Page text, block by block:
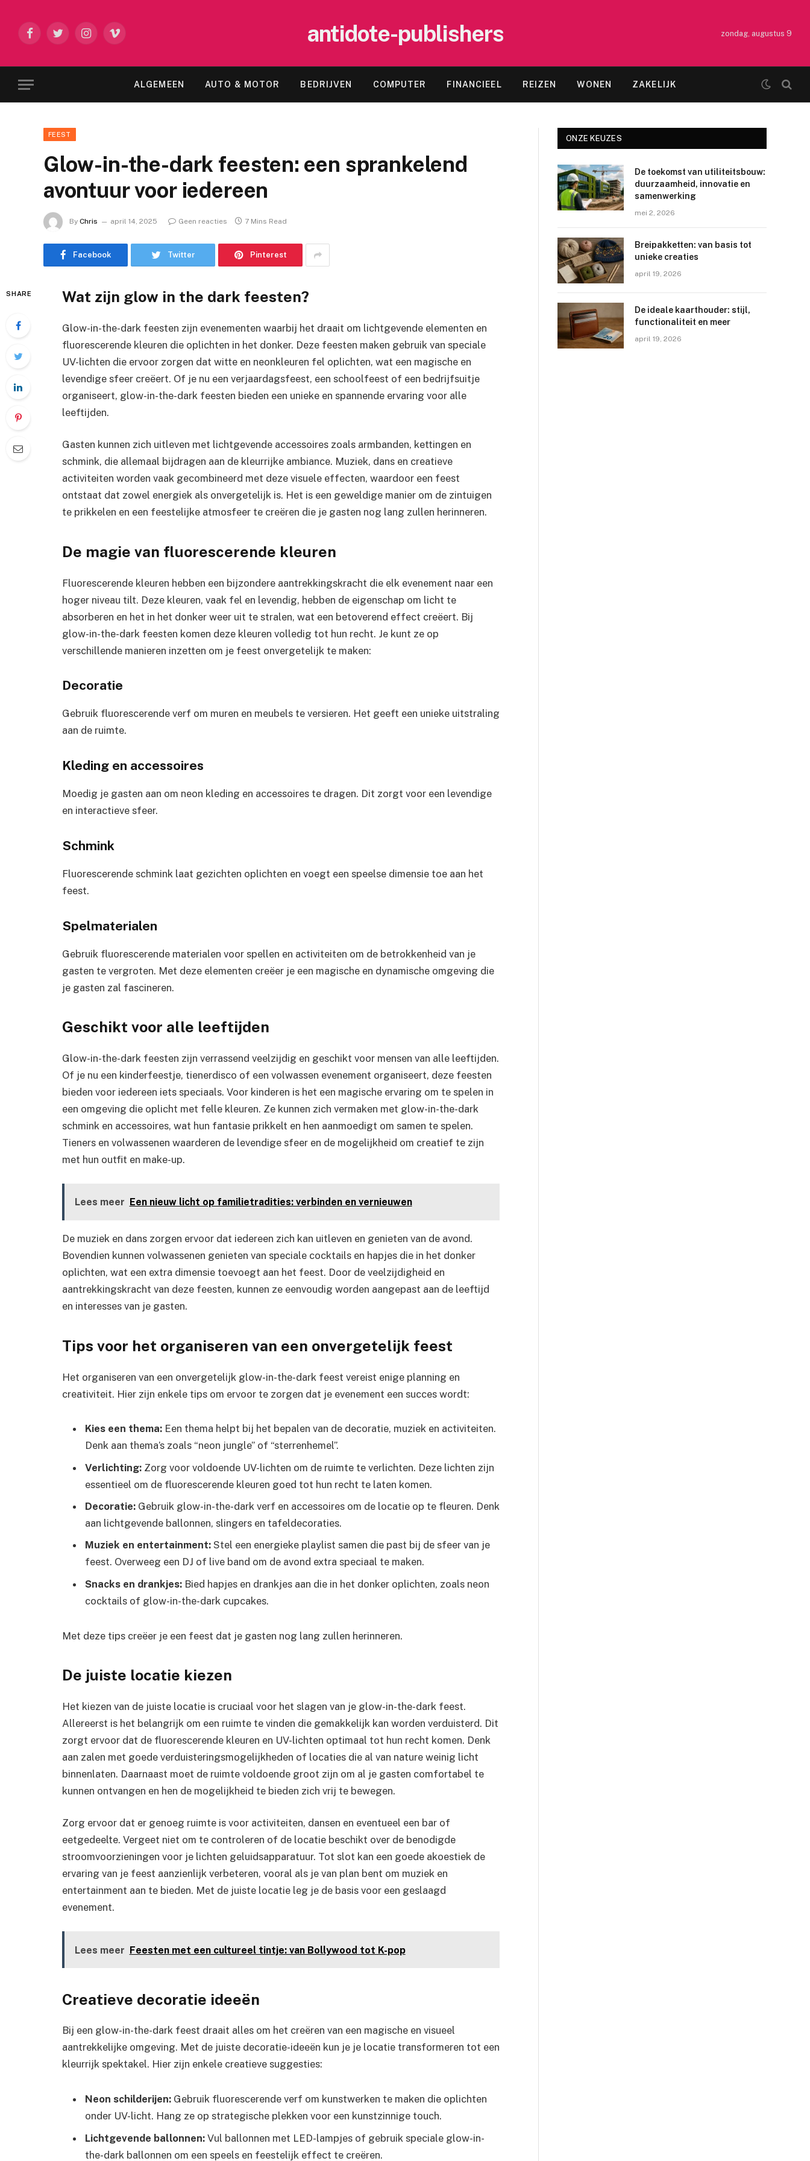
FacebookTwitterInstagram
Vimeo antidote-publishers zondag, augustus 9
ALGEMEEN AUTO & MOTOR BEDRIJVEN COMPUTER FINANCIEEL REIZEN WONEN ZAKELIJK
FEEST
Glow-in-the-dark feesten: een sprankelend
avontuur voor iedereen
By Chris april 14, 2025 Geen reacties 7 Mins Read
Facebook Twitter Pinterest
SHARE Wat zijn glow in the dark feesten?
Glow-in-the-dark feesten zijn evenementen waarbij het draait om lichtgevende elementen en
fluorescerende kleuren die oplichten in het donker. Deze feesten maken gebruik van speciale
UV-lichten die ervoor zorgen dat witte en neonkleuren fel oplichten, wat een magische en
levendige sfeer creëert. Of je nu een verjaardagsfeest, een schoolfeest of een bedrijfsuitje
organiseert, glow-in-the-dark feesten bieden een unieke en spannende ervaring voor alle
leeftijden.
Gasten kunnen zich uitleven met lichtgevende accessoires zoals armbanden, kettingen en
schmink, die allemaal bijdragen aan de kleurrijke ambiance. Muziek, dans en creatieve
activiteiten worden vaak gecombineerd met deze visuele effecten, waardoor een feest
ontstaat dat zowel energiek als onvergetelijk is. Het is een geweldige manier om de zintuigen
te prikkelen en een feestelijke atmosfeer te creëren die je gasten nog lang zullen herinneren.
De magie van fluorescerende kleuren
Fluorescerende kleuren hebben een bijzondere aantrekkingskracht die elk evenement naar een
hoger niveau tilt. Deze kleuren, vaak fel en levendig, hebben de eigenschap om licht te
absorberen en het in het donker weer uit te stralen, wat een betoverend effect creëert. Bij
glow-in-the-dark feesten komen deze kleuren volledig tot hun recht. Je kunt ze op
verschillende manieren inzetten om je feest onvergetelijk te maken:
Decoratie
Gebruik fluorescerende verf om muren en meubels te versieren. Het geeft een unieke uitstraling
aan de ruimte.
Kleding en accessoires
Moedig je gasten aan om neon kleding en accessoires te dragen. Dit zorgt voor een levendige
en interactieve sfeer.
Schmink
Fluorescerende schmink laat gezichten oplichten en voegt een speelse dimensie toe aan het
feest.
Spelmaterialen
Gebruik fluorescerende materialen voor spellen en activiteiten om de betrokkenheid van je
gasten te vergroten. Met deze elementen creëer je een magische en dynamische omgeving die
je gasten zal fascineren.
Geschikt voor alle leeftijden
Glow-in-the-dark feesten zijn verrassend veelzijdig en geschikt voor mensen van alle leeftijden.
Of je nu een kinderfeestje, tienerdisco of een volwassen evenement organiseert, deze feesten
bieden voor iedereen iets speciaals. Voor kinderen is het een magische ervaring om te spelen in
een omgeving die oplicht met felle kleuren. Ze kunnen zich vermaken met glow-in-the-dark
schmink en accessoires, wat hun fantasie prikkelt en hen aanmoedigt om samen te spelen.
Tieners en volwassenen waarderen de levendige sfeer en de mogelijkheid om creatief te zijn
met hun outfit en make-up.
Lees meer Een nieuw licht op familietradities: verbinden en vernieuwen
De muziek en dans zorgen ervoor dat iedereen zich kan uitleven en genieten van de avond.
Bovendien kunnen volwassenen genieten van speciale cocktails en hapjes die in het donker
oplichten, wat een extra dimensie toevoegt aan het feest. Door de veelzijdigheid en
aantrekkingskracht van deze feesten, kunnen ze eenvoudig worden aangepast aan de leeftijd
en interesses van je gasten.
Tips voor het organiseren van een onvergetelijk feest
Het organiseren van een onvergetelijk glow-in-the-dark feest vereist enige planning en
creativiteit. Hier zijn enkele tips om ervoor te zorgen dat je evenement een succes wordt:
Kies een thema: Een thema helpt bij het bepalen van de decoratie, muziek en activiteiten.
Denk aan thema’s zoals “neon jungle” of “sterrenhemel”.
Verlichting: Zorg voor voldoende UV-lichten om de ruimte te verlichten. Deze lichten zijn
essentieel om de fluorescerende kleuren goed tot hun recht te laten komen.
Decoratie: Gebruik glow-in-the-dark verf en accessoires om de locatie op te fleuren. Denk
aan lichtgevende ballonnen, slingers en tafeldecoraties.
Muziek en entertainment: Stel een energieke playlist samen die past bij de sfeer van je
feest. Overweeg een DJ of live band om de avond extra speciaal te maken.
Snacks en drankjes: Bied hapjes en drankjes aan die in het donker oplichten, zoals neon
cocktails of glow-in-the-dark cupcakes.
Met deze tips creëer je een feest dat je gasten nog lang zullen herinneren.
De juiste locatie kiezen
Het kiezen van de juiste locatie is cruciaal voor het slagen van je glow-in-the-dark feest.
Allereerst is het belangrijk om een ruimte te vinden die gemakkelijk kan worden verduisterd. Dit
zorgt ervoor dat de fluorescerende kleuren en UV-lichten optimaal tot hun recht komen. Denk
aan zalen met goede verduisteringsmogelijkheden of locaties die al van nature weinig licht
binnenlaten. Daarnaast moet de ruimte voldoende groot zijn om al je gasten comfortabel te
kunnen ontvangen en hen de mogelijkheid te bieden zich vrij te bewegen.
Zorg ervoor dat er genoeg ruimte is voor activiteiten, dansen en eventueel een bar of
eetgedeelte. Vergeet niet om te controleren of de locatie beschikt over de benodigde
stroomvoorzieningen voor je lichten geluidsapparatuur. Tot slot kan een goede akoestiek de
ervaring van je feest aanzienlijk verbeteren, vooral als je van plan bent om muziek en
entertainment aan te bieden. Met de juiste locatie leg je de basis voor een geslaagd
evenement.
Lees meer Feesten met een cultureel tintje: van Bollywood tot K-pop
Creatieve decoratie ideeën
Bij een glow-in-the-dark feest draait alles om het creëren van een magische en visueel
aantrekkelijke omgeving. Met de juiste decoratie-ideeën kun je je locatie transformeren tot een
kleurrijk spektakel. Hier zijn enkele creatieve suggesties:
Neon schilderijen: Gebruik fluorescerende verf om kunstwerken te maken die oplichten
onder UV-licht. Hang ze op strategische plekken voor een kunstzinnige touch.
Lichtgevende ballonnen: Vul ballonnen met LED-lampjes of gebruik speciale glow-in-
the-dark ballonnen om een speels en feestelijk effect te creëren.
ONZE KEUZES
De toekomst van utiliteitsbouw:
duurzaamheid, innovatie en
samenwerking
mei 2, 2026
Breipakketten: van basis tot
unieke creaties
april 19, 2026
De ideale kaarthouder: stijl,
functionaliteit en meer
april 19, 2026